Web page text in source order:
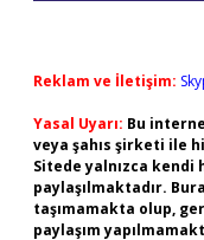
Reklam ve İletişim:
Yasal Uyarı: Bu
veya şahıs şirketi ile
Sitede yalnızca kendi
paylaşılmaktadır.
taşımamakta olup,
paylaşım